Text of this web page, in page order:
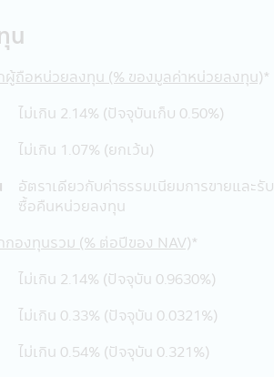
บริษัทนั้น มีเพื่อให้ท่านมั่นใจยามที่
ย ชื่อ, ที่อยู่, วันเกิด, ข้อมูลอื่นๆ เช่น
องบริษัทฯ
หรือโทรศัพท์ เพื่อที่บริษัทฯจะได้จัด
เปิดเผยต่อบุคคลอื่นๆ ไม่ว่าในเวลา
ละเมิดความปลอดภัยของรหัสผ่าน
นส่วนนี้ของนโยบายความเป็นส่วน
น
ผู้ถือหน่วยลงทุน (% ของมูลค่าหน่วยลงทุน)*
ไม่เกิน 2.14% (ปัจจุบันเก็บ 0.50%)
ไม่เกิน 1.07% (ยกเว้น)
อัตราเดียวกับค่าธรรมเนียมการขายและรับ
ซื้อคืนหน่วยลงทุน
กองทุนรวม (% ต่อปีของ NAV)*
ไม่เกิน 2.14% (ปัจจุบัน 0.9630%)
ไม่เกิน 0.33% (ปัจจุบัน 0.0321%)
ไม่เกิน 0.54% (ปัจจุบัน 0.321%)